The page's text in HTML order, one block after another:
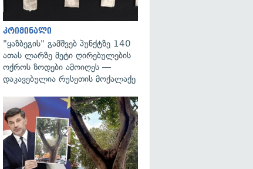
კრიმინალი
"ყაზბეგის" გამშვებ პუნქტზე 140
ათას ლარზე მეტი ღირებულების
ოქროს ზოდები ამოიღეს —
დაკავებულია რუსეთის მოქალაქე